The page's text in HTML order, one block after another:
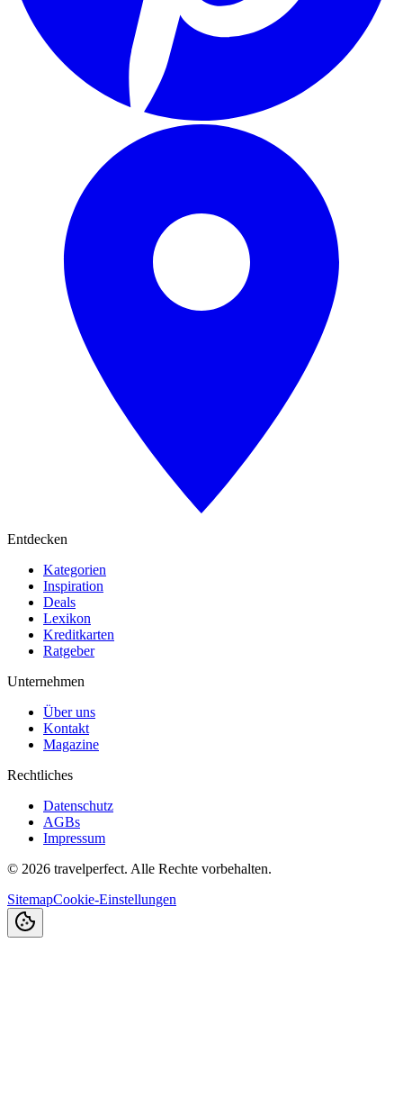
Entdecken
Kategorien
Inspiration
Deals
Lexikon
Kreditkarten
Ratgeber
Unternehmen
Über uns
Kontakt
Magazine
Rechtliches
Datenschutz
AGBs
Impressum
© 2026 travelperfect. Alle Rechte vorbehalten.
SitemapCookie-Einstellungen